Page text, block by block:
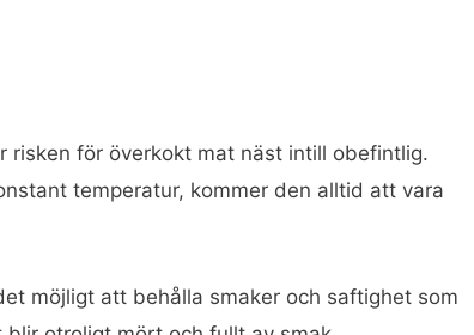
risken för överkokt mat näst intill obefintlig.
temperatur, kommer den alltid att vara
möjligt att behålla smaker och saftighet som